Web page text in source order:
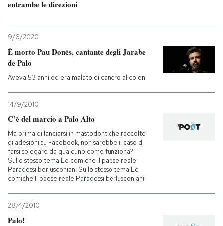
entrambe le direzioni
9/6/2020
È morto Pau Donés, cantante degli Jarabe
de Palo
Aveva 53 anni ed era malato di cancro al colon
14/9/2010
C’è del marcio a Palo Alto
Ma prima di lanciarsi in mastodontiche raccolte
di adesioni su Facebook, non sarebbe il caso di
farsi spiegare da qualcuno come funziona?
Sullo stesso tema:Le comiche Il paese reale
Paradossi berlusconiani Sullo stesso tema:Le
comiche Il paese reale Paradossi berlusconiani
28/4/2010
Palo!